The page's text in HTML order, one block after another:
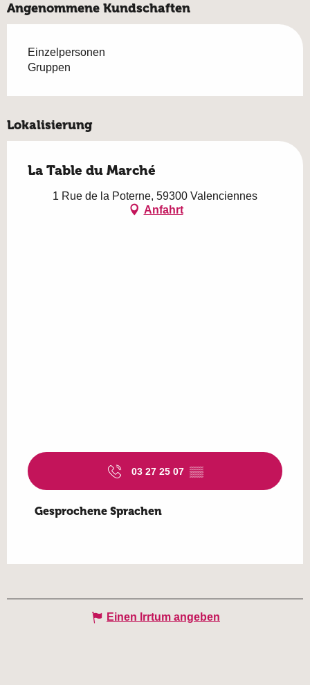
Angenommene Kundschaften
Einzelpersonen
Gruppen
Lokalisierung
La Table du Marché
1 Rue de la Poterne, 59300 Valenciennes
Anfahrt
03 27 25 07 ▒▒
Gesprochene Sprachen
Gesprochene Sprachen
Einen Irrtum angeben